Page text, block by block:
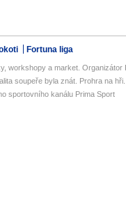
Fortuna liga
workshopy a market. Organizátor
soupeře byla znát. Prohra na
sportovního kanálu Prima Sport